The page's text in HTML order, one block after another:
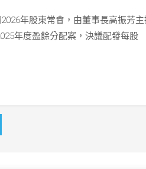
年股東常會，由董事長高振芳
年度盈餘分配案，決議配發每股